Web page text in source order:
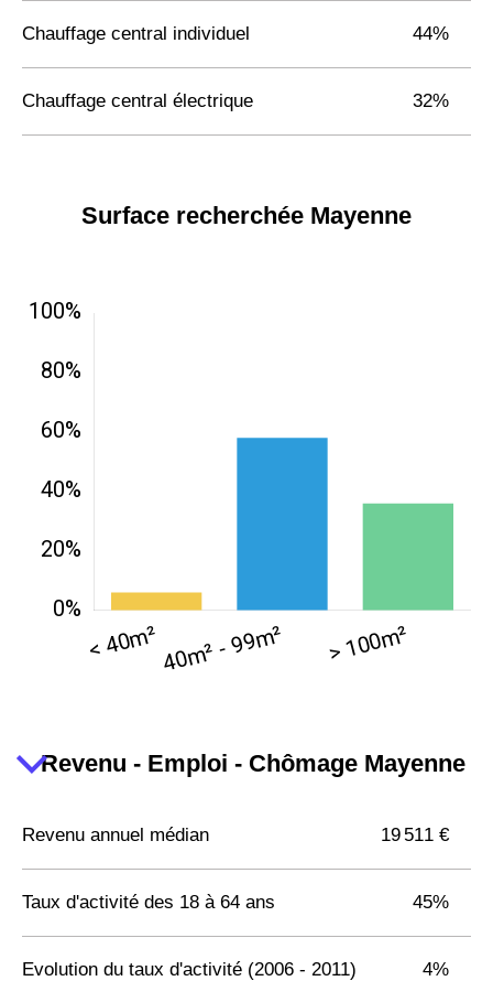
Chauffage central individuel 44%
Chauffage central électrique 32%
Surface recherchée Mayenne
Revenu - Emploi - Chômage Mayenne
Revenu annuel médian 19 511 €
Taux d'activité des 18 à 64 ans 45%
Evolution du taux d'activité (2006 - 2011) 4%